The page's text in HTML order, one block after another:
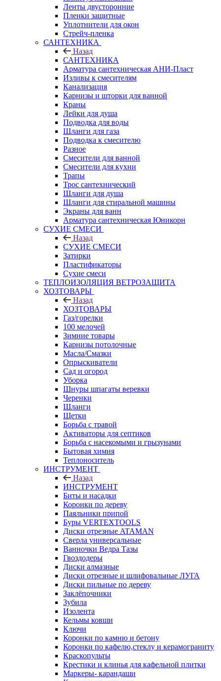
Ленты двусторонние
Пленки защитные
Уплотнители для окон
Стрейч-пленка
САНТЕХНИКА
Назад
САНТЕХНИКА
Арматура сантехническая АНИ-Пласт
Изливы к смесителям
Канализация
Карнизы и шторки для ванной
Краны
Лейки для душа
Подводка для воды
Шланги для газа
Подводка к смесителю
Разное
Смесители для ванной
Смесители для кухни
Трапы
Трос сантехнический
Шланги для душа
Шланги для стиральной машины
Экраны для ванн
Арматура сантехническая Юникорн
СУХИЕ СМЕСИ
Назад
СУХИЕ СМЕСИ
Затирки
Пластификаторы
Сухие смеси
ТЕПЛОИЗОЛЯЦИЯ ВЕТРОЗАЩИТА
ХОЗТОВАРЫ
Назад
ХОЗТОВАРЫ
Газ/горелки
100 мелочей
Зимние товары
Карнизы потолочные
Масла/Смазки
Опрыскиватели
Сад и огород
Уборка
Шнуры шпагаты веревки
Черенки
Шланги
Щетки
Борьба с травой
Активаторы для септиков
Борьба с насекомыми и грызунами
Бытовая химия
Теплоноситель
ИНСТРУМЕНТ
Назад
ИНСТРУМЕНТ
Биты и насадки
Коронки по дереву
Паяльники припой
Буры VERTEXTOOLS
Диски отрезные ATAMAN
Сверла универсальные
Ванночки Ведра Тазы
Гвоздодеры
Диски алмазные
Диски отрезные и шлифовальные ЛУГА
Диски пильные по дереву
Заклёпочники
Зубила
Изолента
Кельмы ковши
Ключи
Коронки по камню и бетону
Коронки по кафелю,стеклу и керамограниту
Краскопульты
Крестики и клинья для кафельной плитки
Маркеры- карандаши